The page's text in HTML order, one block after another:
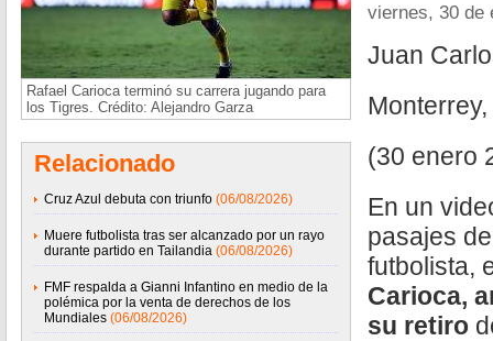
Rafael Carioca terminó su carrera jugando para
los Tigres. Crédito: Alejandro Garza
Relacionado
Cruz Azul debuta con triunfo (06/08/2026)
Muere futbolista tras ser alcanzado por un rayo
durante partido en Tailandia (06/08/2026)
FMF respalda a Gianni Infantino en medio de la
polémica por la venta de derechos de los
Mundiales (06/08/2026)
viernes, 30 de
Juan
(30 enero
En un
pasajes
futbolista,
Carioca,
su retiro